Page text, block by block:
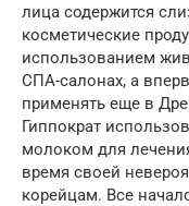
лица содержится
косметические
использованием
СПА-салонах, а
применять еще в
Гиппократ
молоком для
время своей
корейцам. Все